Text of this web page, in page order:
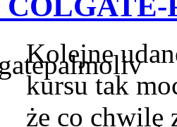
Kolejne
kursu tak
że co chwilę